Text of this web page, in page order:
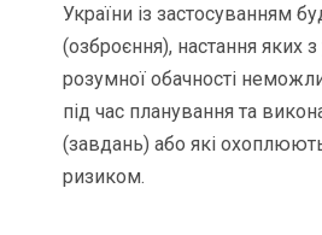
України із застосуванням
(озброєння), настання яких
розумної обачності
під час планування та
(завдань) або які
ризиком.